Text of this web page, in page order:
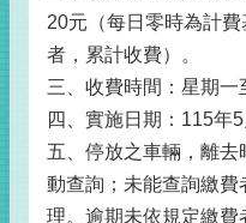
20元（每日零時為計
者，累計收費）。
三、收費時間：星期一
四、實施日期：115年
五、停放之車輛，離去
動查詢；未能查詢繳
理。逾期未依規定繳費